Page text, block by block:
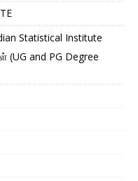
Statistical Institute
(UG and PG Degree